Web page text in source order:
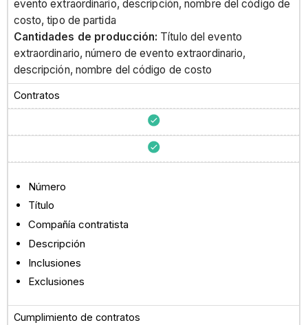
evento extraordinario, descripción, nombre del código de
costo, tipo de partida
Cantidades de producción: Título del evento
extraordinario, número de evento extraordinario,
descripción, nombre del código de costo
Contratos
Número
Título
Compañía contratista
Descripción
Inclusiones
Exclusiones
Cumplimiento de contratos